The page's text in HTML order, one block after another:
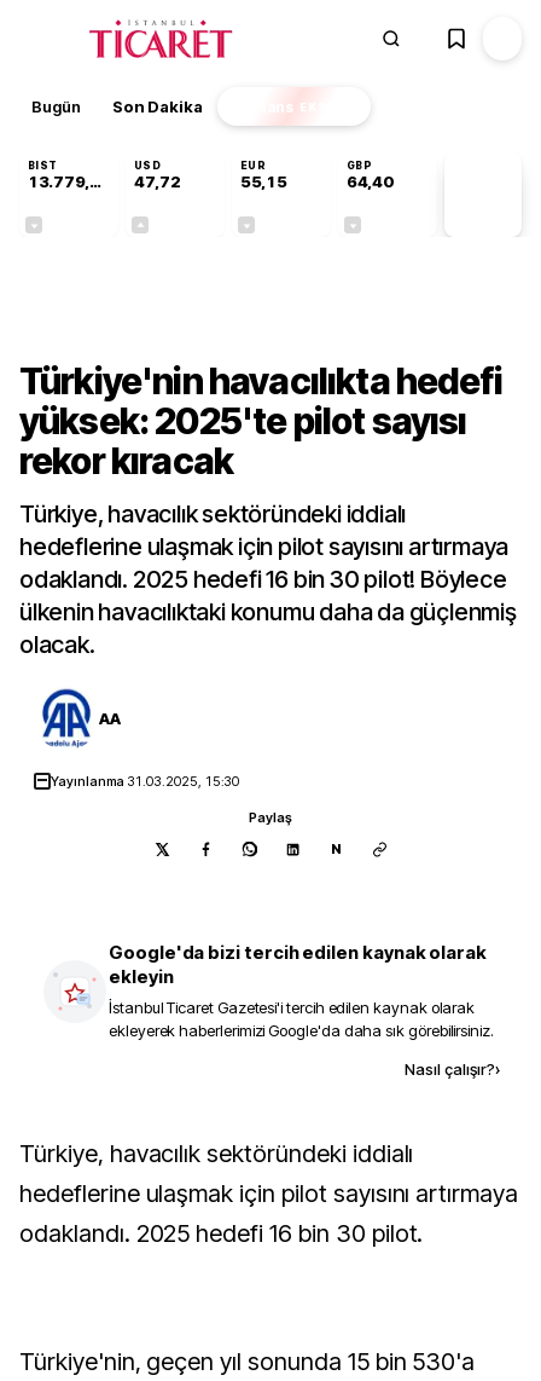
Bugün Son Dakika Finans EKSTRA
BIST
13.779,39
USD
47,72
EUR
55,15
GBP
64,40
Türkiye'nin havacılıkta hedefi
yüksek: 2025'te pilot sayısı
rekor kıracak
Türkiye, havacılık sektöründeki iddialı
hedeflerine ulaşmak için pilot sayısını artırmaya
odaklandı. 2025 hedefi 16 bin 30 pilot! Böylece
ülkenin havacılıktaki konumu daha da güçlenmiş
olacak.
AA
Yayınlanma 31.03.2025, 15:30
Paylaş
N
Google'da bizi tercih edilen kaynak olarak
ekleyin
İstanbul Ticaret Gazetesi'i tercih edilen kaynak olarak
ekleyerek haberlerimizi Google'da daha sık görebilirsiniz.
Nasıl çalışır?›
Türkiye, havacılık sektöründeki iddialı
hedeflerine ulaşmak için pilot sayısını artırmaya
odaklandı. 2025 hedefi 16 bin 30 pilot.
Türkiye'nin, geçen yıl sonunda 15 bin 530'a